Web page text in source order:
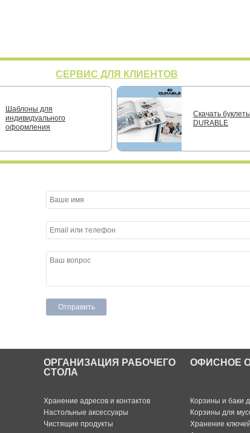
СЕРВИС ДЛЯ КЛИЕНТОВ
Шаблоны для
индивидуального
оформления
Скачать
DURABLE
ОРГАНИЗАЦИЯ РАБОЧЕГО
СТОЛА
Хранение адресов и контактов
Настольные аксессуары
Чистящие продукты
ОФИСНОЕ
Корзины и баки
Корзины для
Хранение ключей